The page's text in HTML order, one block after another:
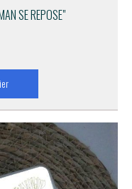
SE REPOSE"